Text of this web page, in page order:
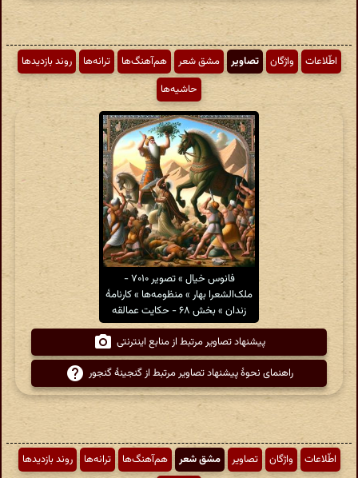
اطّلاعات واژگان تصاویر مشق شعر هم‌آهنگ‌ها ترانه‌ها
روند بازدیدها
حاشیه‌ها
فانوس خیال » تصویر ۷۰۱۰ -
ملک‌الشعرا بهار » منظومه‌ها » کارنامهٔ
زندان » بخش ۶۸ - حکایت عمالقه
پیشنهاد تصاویر مرتبط از منابع اینترنتی
راهنمای نحوهٔ پیشنهاد تصاویر مرتبط از گنجینهٔ گنجور
اطّلاعات واژگان تصاویر مشق شعر هم‌آهنگ‌ها ترانه‌ها
روند بازدیدها